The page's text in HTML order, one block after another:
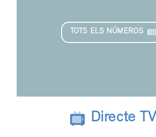
TOTS ELS NÚMEROS
Directe TV